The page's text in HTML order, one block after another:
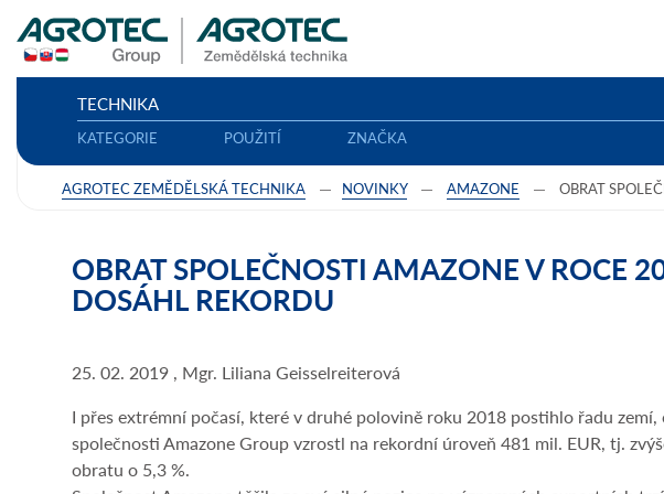
TECHNIKA
KATEGORIE POUŽITÍ ZNAČKA
AGROTEC ZEMĚDĚLSKÁ TECHNIKA NOVINKY AMAZONE OBRAT
OBRAT SPOLEČNOSTI AMAZONE V ROCE
DOSÁHL REKORDU
25. 02. 2019 , Mgr. Liliana Geisselreiterová
I přes extrémní počasí, které v druhé polovině roku 2018 postihlo řadu
společnosti Amazone Group vzrostl na rekordní úroveň 481 mil. EUR, tj.
obratu o 5,3 %.